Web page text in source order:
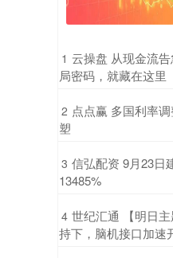
1 云操盘 从现金流
局密码，就藏在这里
2 点点赢 多国利率
塑
3 信弘配资 9月23日
13485%
4 世纪汇通 【明日
持下，脑机接口加速